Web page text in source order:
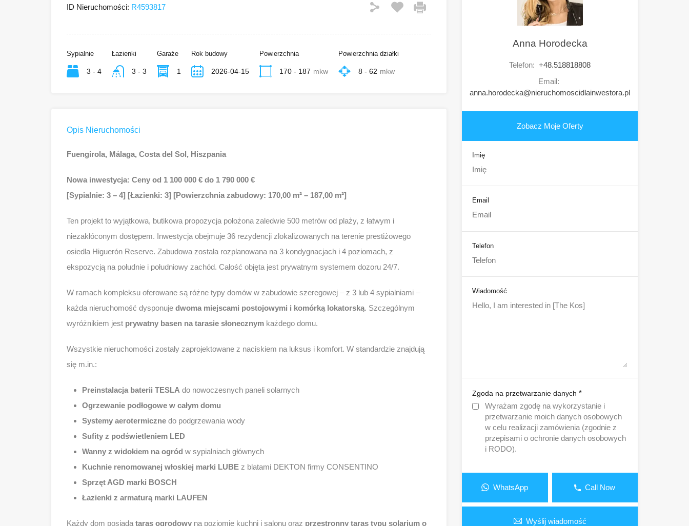
ID Nieruchomości: R4593817
Sypialnie
3 - 4
Łazienki
3 - 3
Garaże
1
Rok budowy
2026-04-15
Powierzchnia
170 - 187 mkw
Powierzchnia działki
8 - 62 mkw
Opis Nieruchomości
Fuengirola, Málaga, Costa del Sol, Hiszpania
Nowa inwestycja: Ceny od 1 100 000 € do 1 790 000 €
[Sypialnie: 3 – 4] [Łazienki: 3] [Powierzchnia zabudowy: 170,00 m² – 187,00 m²]
Ten projekt to wyjątkowa, butikowa propozycja położona zaledwie 500 metrów od plaży, z łatwym i
niezakłóconym dostępem. Inwestycja obejmuje 36 rezydencji zlokalizowanych na terenie prestiżowego
osiedla Higuerón Reserve. Zabudowa została rozplanowana na 3 kondygnacjach i 4 poziomach, z
ekspozycją na południe i południowy zachód. Całość objęta jest prywatnym systemem dozoru 24/7.
W ramach kompleksu oferowane są różne typy domów w zabudowie szeregowej – z 3 lub 4 sypialniami –
każda nieruchomość dysponuje dwoma miejscami postojowymi i komórką lokatorską. Szczególnym
wyróżnikiem jest prywatny basen na tarasie słonecznym każdego domu.
Wszystkie nieruchomości zostały zaprojektowane z naciskiem na luksus i komfort. W standardzie znajdują
się m.in.:
Preinstalacja baterii TESLA do nowoczesnych paneli solarnych
Ogrzewanie podłogowe w całym domu
Systemy aerotermiczne do podgrzewania wody
Sufity z podświetleniem LED
Wanny z widokiem na ogród w sypialniach głównych
Kuchnie renomowanej włoskiej marki LUBE z blatami DEKTON firmy CONSENTINO
Sprzęt AGD marki BOSCH
Łazienki z armaturą marki LAUFEN
Każdy dom posiada taras ogrodowy na poziomie kuchni i salonu oraz przestronny taras typu solarium o
Anna Horodecka
Telefon: +48.518818808
Email:
anna.horodecka@nieruchomoscidlainwestora.pl
Zobacz Moje Oferty
Imię
Email
Telefon
Wiadomość
Zgoda na przetwarzanie danych *
Wyrażam zgodę na wykorzystanie i
przetwarzanie moich danych osobowych
w celu realizacji zamówienia (zgodnie z
przepisami o ochronie danych osobowych
i RODO).
WhatsApp Call Now
Wyślij wiadomość